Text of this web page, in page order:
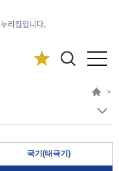
리집입니다.
>
국기(태극기)